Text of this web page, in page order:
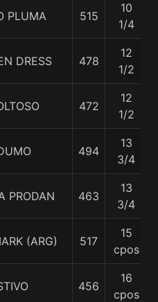
PLUMA 515
10
1/4
DRESS 478
12
1/2
472
12
1/2
494
13
3/4
PRODAN 463
13
3/4
(ARG) 517
15
cpos
456
16
cpos